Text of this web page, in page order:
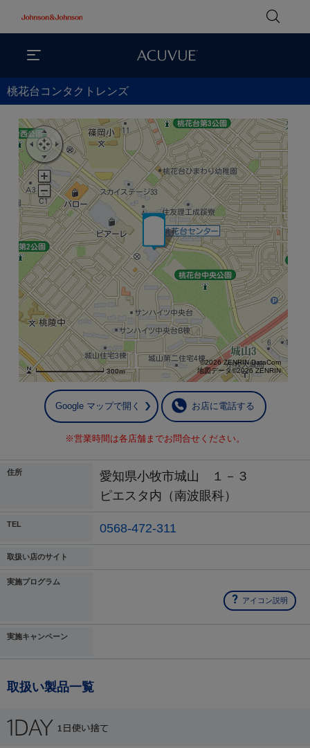
桃花台コンタクトレンズ
300m
©2026 ZENRIN DataCom
地図データ©2026 ZENRIN
Google マップで開く お店に電話する
※営業時間は各店舗までお問合せください。
住所
愛知県小牧市城山 １－３
ピエスタ内（南波眼科）
TEL 0568-472-311
取扱い店のサイト
実施プログラム
アイコン説明
実施キャンペーン
取扱い製品一覧